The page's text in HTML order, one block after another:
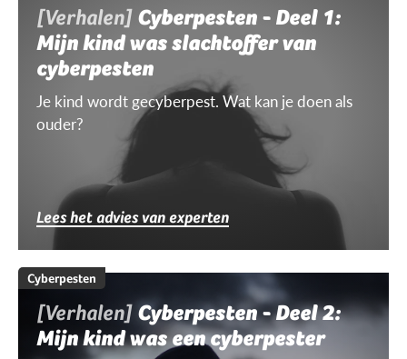
[Verhalen] Cyberpesten - Deel 1:
Mijn kind was slachtoffer van
cyberpesten
Je kind wordt gecyberpest. Wat kan je doen als
ouder?
Lees het advies van experten
Cyberpesten
[Verhalen] Cyberpesten - Deel 2:
Mijn kind was een cyberpester